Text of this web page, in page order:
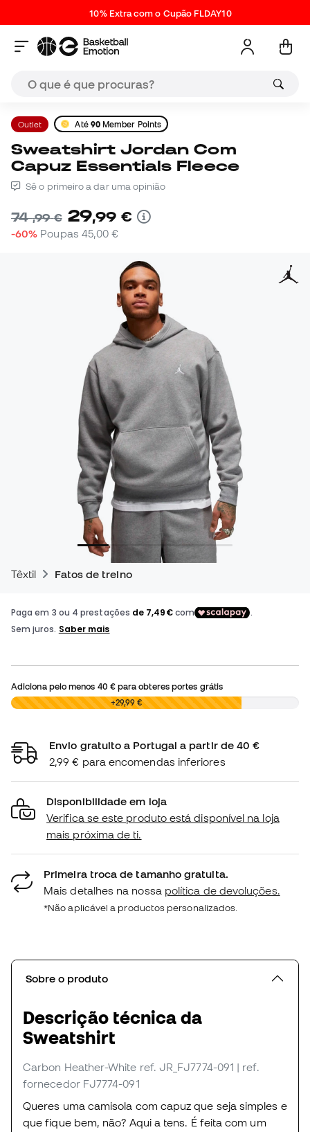
10% Extra com o Cupão FLDAY10
Outlet Até 90Member Points
Sweatshirt Jordan Com
Capuz Essentials Fleece
Sê o primeiro a dar uma opinião
74,99 € 29,99 €
-60% Poupas 45,00 €
Têxtil Fatos de treino
Adiciona pelo menos 40 €para obteres portes grátis
0,00 € +29,99 €
Envio gratuito a Portugal a partir de 40 €
2,99 € para encomendas inferiores
Disponibilidade em loja
Verifica se este produto está disponível na loja
mais próxima de ti.
Primeira troca de tamanho gratuita.
Mais detalhes na nossa política de devoluções.
*Não aplicável a productos personalizados.
Sobre o produto
Descrição técnica da
Sweatshirt
Carbon Heather-White ref. JR_FJ7774-091 | ref.
fornecedor FJ7774-091
Queres uma camisola com capuz que seja simples e
que fique bem, não? Aqui a tens. É feita com um